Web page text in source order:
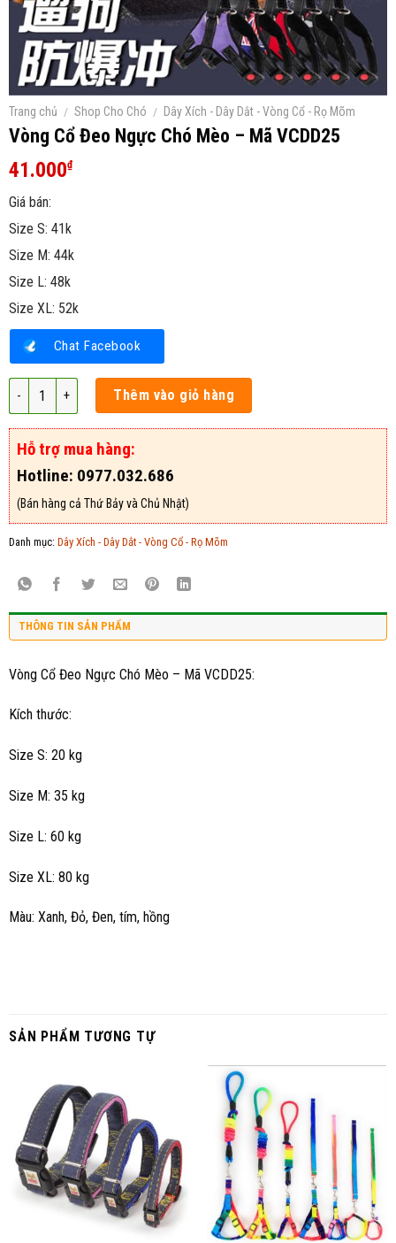
Trang chủ / Shop Cho Chó / Dây Xích - Dây Dắt - Vòng Cổ - Rọ Mõm
Vòng Cổ Đeo Ngực Chó Mèo – Mã VCDD25
41.000₫
Giá bán:
Size S: 41k
Size M: 44k
Size L: 48k
Size XL: 52k
Chat Facebook
Vòng Cổ Đeo Ngực Chó Mèo - Mã VCDD25 số lượng
Thêm vào giỏ hàng
Hỗ trợ mua hàng:
Hotline: 0977.032.686
(Bán hàng cả Thứ Bảy và Chủ Nhật)
Danh mục: Dây Xích - Dây Dắt - Vòng Cổ - Rọ Mõm
THÔNG TIN SẢN PHẨM
Vòng Cổ Đeo Ngực Chó Mèo – Mã VCDD25:
Kích thước:
Size S: 20 kg
Size M: 35 kg
Size L: 60 kg
Size XL: 80 kg
Màu: Xanh, Đỏ, Đen, tím, hồng
SẢN PHẨM TƯƠNG TỰ